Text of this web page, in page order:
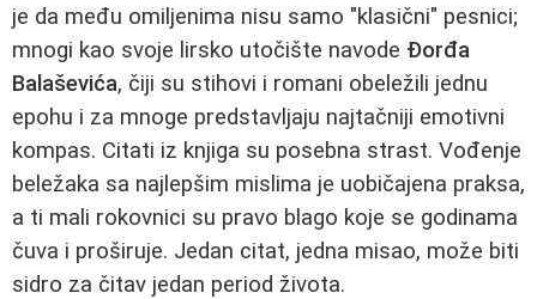
je da među omiljenima nisu samo "klasični" pesnici;
mnogi kao svoje lirsko utočište navode Đorđa
Balaševića, čiji su stihovi i romani obeležili jednu
epohu i za mnoge predstavljaju najtačniji emotivni
kompas. Citati iz knjiga su posebna strast. Vođenje
beležaka sa najlepšim mislima je uobičajena praksa,
a ti mali rokovnici su pravo blago koje se godinama
čuva i proširuje. Jedan citat, jedna misao, može biti
sidro za čitav jedan period života.